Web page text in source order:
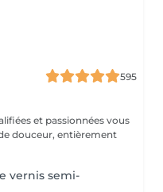
595
et passionnées vous
douceur, entièrement
vernis semi-